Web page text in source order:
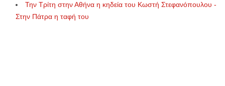
Την Τρίτη στην Αθήνα η κηδεία του Κωστή Στεφανόπουλου -
Στην Πάτρα η ταφή του